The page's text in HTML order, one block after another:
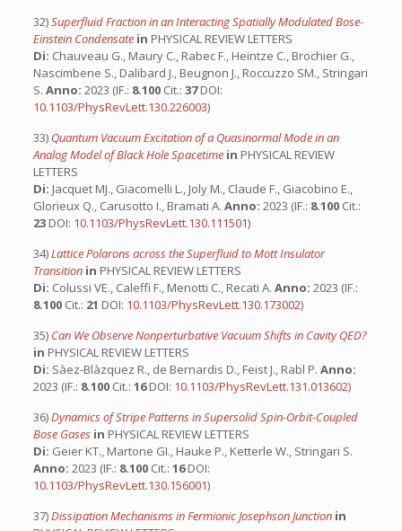
32)Superfluid Fraction in an Interacting Spatially Modulated Bose-
Einstein Condensate in PHYSICAL REVIEW LETTERS
Di: Chauveau G., Maury C., Rabec F., Heintze C., Brochier G.,
Nascimbene S., Dalibard J., Beugnon J., Roccuzzo SM., Stringari
S. Anno: 2023 (IF.: 8.100 Cit.: 37DOI:
10.1103/PhysRevLett.130.226003)
33) Quantum Vacuum Excitation of a Quasinormal Mode in an
Analog Model of Black Hole Spacetime in PHYSICAL REVIEW
LETTERS
Di: Jacquet MJ., Giacomelli L., Joly M., Claude F., Giacobino E.,
Glorieux Q., Carusotto I., Bramati A. Anno: 2023 (IF.: 8.100 Cit.:
23 DOI: 10.1103/PhysRevLett.130.111501)
34)Lattice Polarons across the Superfluid to Mott Insulator
Transition in PHYSICAL REVIEW LETTERS
Di: Colussi VE., Caleffi F., Menotti C., Recati A. Anno: 2023 (IF.:
8.100 Cit.: 21 DOI: 10.1103/PhysRevLett.130.173002)
35) Can We Observe Nonperturbative Vacuum Shifts in Cavity QED?
in PHYSICAL REVIEW LETTERS
Di: Sàez-Blàzquez R., de Bernardis D., Feist J., Rabl P. Anno:
2023 (IF.: 8.100 Cit.: 16DOI: 10.1103/PhysRevLett.131.013602)
36)Dynamics of Stripe Patterns in Supersolid Spin-Orbit-Coupled
Bose Gases in PHYSICAL REVIEW LETTERS
Di: Geier KT., Martone GI., Hauke P., Ketterle W., Stringari S.
Anno: 2023 (IF.: 8.100 Cit.: 16DOI:
10.1103/PhysRevLett.130.156001)
37)Dissipation Mechanisms in Fermionic Josephson Junction in